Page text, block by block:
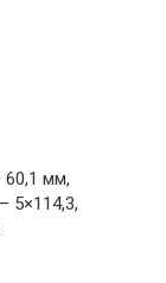
60,1 мм,
5×114,3,